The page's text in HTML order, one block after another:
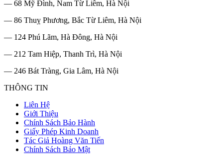
— 68 Mỹ Đình, Nam Từ Liêm, Hà Nội
— 86 Thuỵ Phương, Bắc Từ Liêm, Hà Nội
— 124 Phú Lãm, Hà Đông, Hà Nội
— 212 Tam Hiệp, Thanh Trì, Hà Nội
— 246 Bát Tràng, Gia Lâm, Hà Nội
THÔNG TIN
Liên Hệ
Giới Thiệu
Chính Sách Bảo Hành
Giấy Phép Kinh Doanh
Tác Giả Hoàng Văn Tiến
Chính Sách Bảo Mật